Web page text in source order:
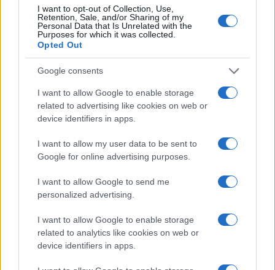
I want to opt-out of Collection, Use,
Retention, Sale, and/or Sharing of my
Personal Data that Is Unrelated with the
Purposes for which it was collected.
Opted Out
Google consents
I want to allow Google to enable storage
related to advertising like cookies on web or
device identifiers in apps.
I want to allow my user data to be sent to
Google for online advertising purposes.
I want to allow Google to send me
personalized advertising.
I want to allow Google to enable storage
related to analytics like cookies on web or
device identifiers in apps.
Continua a leggere